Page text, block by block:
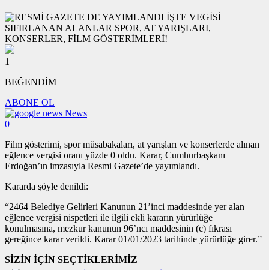
1
BEĞENDİM
ABONE OL
News
0
Film gösterimi, spor müsabakaları, at yarışları ve konserlerde alınan
eğlence vergisi oranı yüzde 0 oldu. Karar, Cumhurbaşkanı
Erdoğan’ın imzasıyla Resmi Gazete’de yayımlandı.
Kararda şöyle denildi:
“2464 Belediye Gelirleri Kanunun 21’inci maddesinde yer alan
eğlence vergisi nispetleri ile ilgili ekli kararın yürürlüğe
konulmasına, mezkur kanunun 96’ncı maddesinin (c) fıkrası
gereğince karar verildi. Karar 01/01/2023 tarihinde yürürlüğe girer.”
SİZİN İÇİN SEÇTİKLERİMİZ